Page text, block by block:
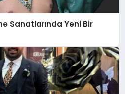
Sanatlarında Yeni Bir